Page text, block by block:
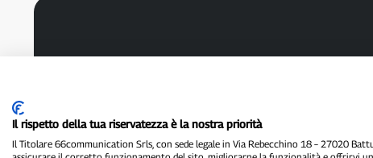
Il rispetto della tua riservatezza è la nostra priorità
Il Titolare 66communication Srls, con sede legale in Via Rebecchino 18 – 27020